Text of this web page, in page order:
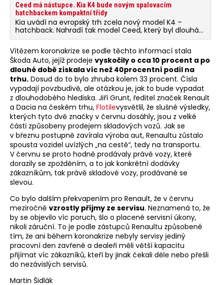
Ceed má nástupce. Kia K4 bude novým spalovacím
hatchbackem kompaktní třídy
Kia uvádí na evropský trh zcela nový model K4 –
hatchback. Nahradí tak model Ceed, který byl dlouhá
léta nejprodávanějším modelem značky v Evropě
a spojil značku s tehdy neobvyklou 7letou zárukou.
Vítězem koronakrize se podle těchto informací stala
Škoda Auto, jejíž prodeje vyskočily o cca 10 procent a po
dlouhé době získala víc než 40procentní podíl na
trhu. Dosud do to bylo zhruba kolem 33 procent. Čísla
vypadají povzbudivě, ale otázkou je, jak to bude vypadat
z dlouhodobého hlediska. Jiří Grunt, ředitel značek Renault
a Dacia na českém trhu, Flotilevysvětlil, že slušné výsledky,
kterých tyto dvě značky v červnu dosáhly, jsou z velké
části způsobeny prodejem skladových vozů. Jak se
v březnu postupně zavírala výroba aut, Renaultu zůstalo
spousta vozidel uvízlých „na cestě“, tedy na transportu.
V červnu se proto hodně prodávaly právě vozy, které
dorazily se zpožděním, a to jak konkrétní dodávky
zákazníkům, tak právě skladové vozy, prodávané se
slevou.
Co bylo dalším překvapením pro Renault, že v červnu
meziročně vzrostly příjmy ze servisu. Neznamená to, že
by se objevilo víc poruch, šlo o placené servisní úkony,
nikoli záruční. To je podle zástupců Renaultu způsobené
tím, že ani během koronakrize nebyly servisy jediný
pracovní den zavřené a dealeři měli větší kapacitu
přijímat víc zákazníků, kteří by jinak čekali déle nebo přešli
do nezávislých servisů.
Martin Šidlák